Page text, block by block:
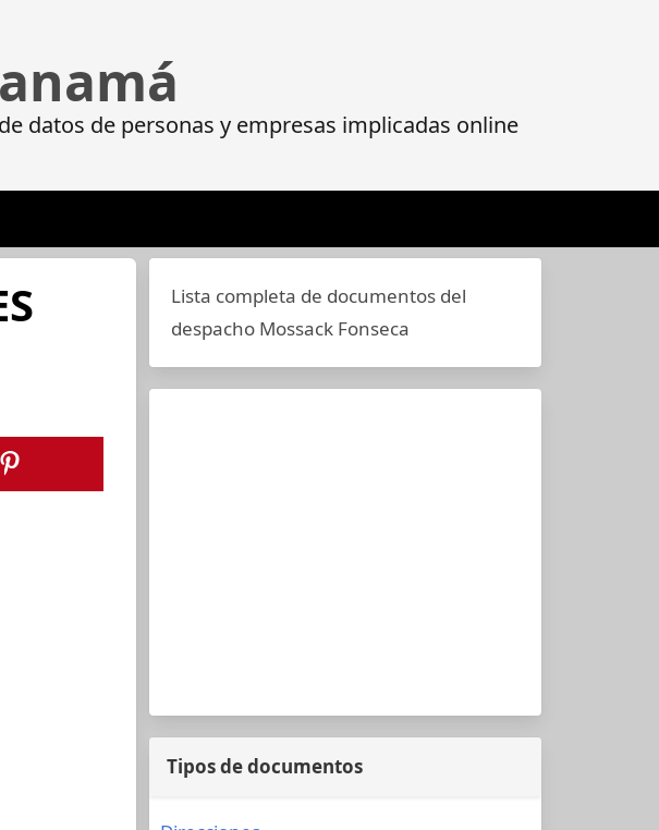
datos de personas y empresas implicadas online
Lista completa de documentos del
despacho Mossack Fonseca
Tipos de documentos